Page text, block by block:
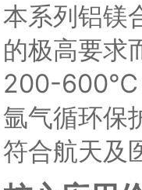
本系列铝镁
的极高要求
200-600℃
氩气循环保
符合航天及